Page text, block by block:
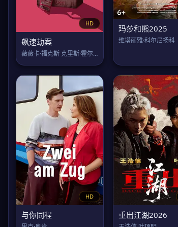
HD
飙速劫案
薇薇卡·福克斯 克里斯·霍尔登
玛莎和熊2025
维塔丽雅·科尔尼扬科
HD
与你同程 重出江湖2026